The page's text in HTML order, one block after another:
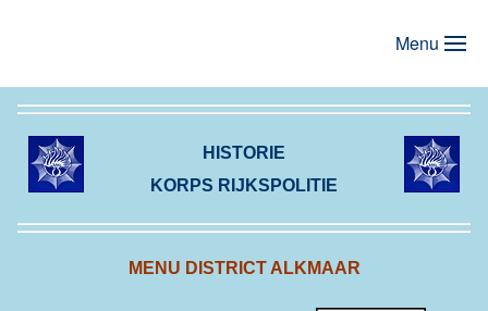
Menu
HISTORIE
KORPS RIJKSPOLITIE
MENU DISTRICT ALKMAAR